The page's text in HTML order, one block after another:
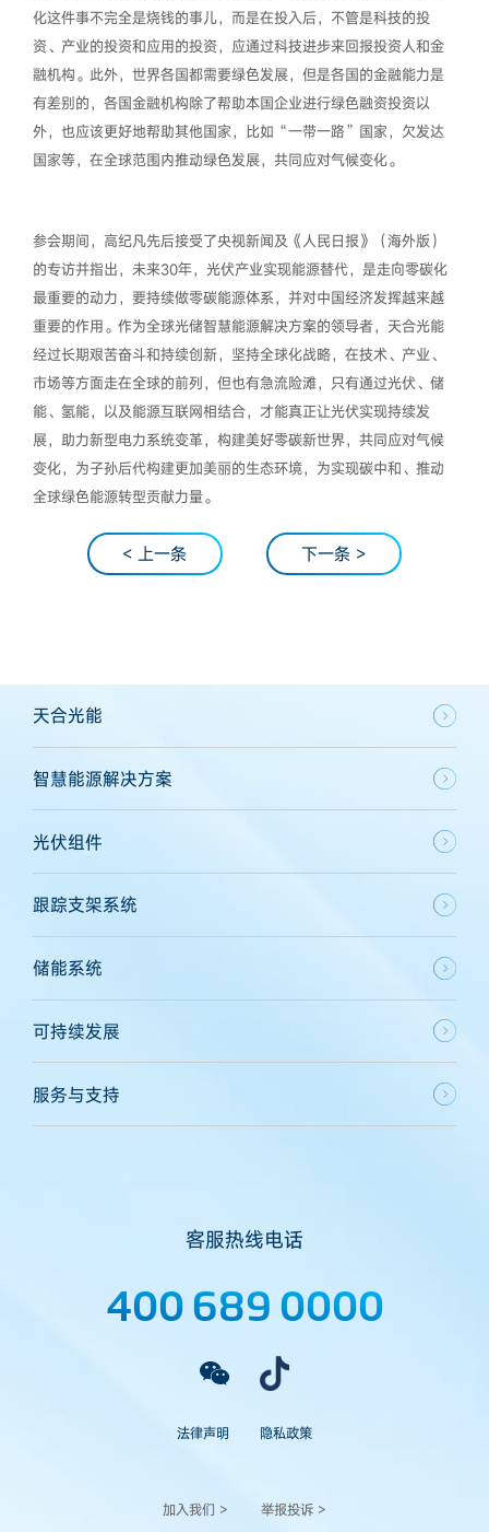
化这件事不完全是烧钱的事儿，而是在投入后，不管是科技的投
资、产业的投资和应用的投资，应通过科技进步来回报投资人和金
融机构。此外，世界各国都需要绿色发展，但是各国的金融能力是
有差别的，各国金融机构除了帮助本国企业进行绿色融资投资以
外，也应该更好地帮助其他国家，比如“一带一路”国家，欠发达
国家等，在全球范围内推动绿色发展，共同应对气候变化。
参会期间，高纪凡先后接受了央视新闻及《人民日报》（海外版）
的专访并指出，未来30年，光伏产业实现能源替代，是走向零碳化
最重要的动力，要持续做零碳能源体系，并对中国经济发挥越来越
重要的作用。作为全球光储智慧能源解决方案的领导者，天合光能
经过长期艰苦奋斗和持续创新，坚持全球化战略，在技术、产业、
市场等方面走在全球的前列，但也有急流险滩，只有通过光伏、储
能、氢能，以及能源互联网相结合，才能真正让光伏实现持续发
展，助力新型电力系统变革，构建美好零碳新世界，共同应对气候
变化，为子孙后代构建更加美丽的生态环境，为实现碳中和、推动
全球绿色能源转型贡献力量。
< 上一条 下一条 >
天合光能
智慧能源解决方案
光伏组件
跟踪支架系统
储能系统
可持续发展
服务与支持
客服热线电话
400 689 0000
法律声明 隐私政策
加入我们 > 举报投诉 >